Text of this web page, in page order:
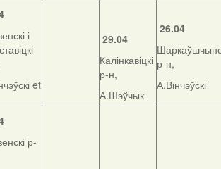
і
et
29.04
Калінкавіцкі
р-н,
А.Шэўчык
26.04
р-н,
А.Вінчэўскі
р-